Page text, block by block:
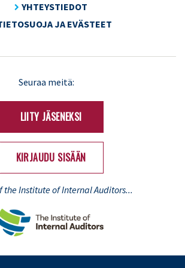
YHTEYSTIEDOT
JA EVÄSTEET
Seuraa meitä:
LIITY JÄSENEKSI
KIRJAUDU SISÄÄN
the Institute of Internal Auditors...